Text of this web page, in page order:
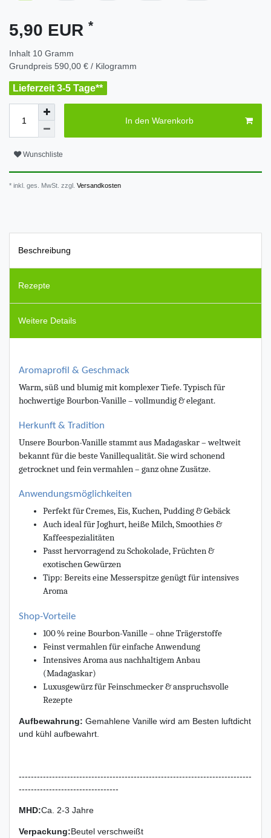
5,90 EUR *
Inhalt 10 Gramm
Grundpreis 590,00 € / Kilogramm
Lieferzeit 3-5 Tage**
In den Warenkorb
Wunschliste
* inkl. ges. MwSt. zzgl. Versandkosten
Beschreibung
Rezepte
Weitere Details
Aromaprofil & Geschmack
Warm, süß und blumig mit komplexer Tiefe. Typisch für
hochwertige Bourbon-Vanille – vollmundig & elegant.
Herkunft & Tradition
Unsere Bourbon-Vanille stammt aus Madagaskar – weltweit
bekannt für die beste Vanillequalität. Sie wird schonend
getrocknet und fein vermahlen – ganz ohne Zusätze.
Anwendungsmöglichkeiten
Perfekt für Cremes, Eis, Kuchen, Pudding & Gebäck
Auch ideal für Joghurt, heiße Milch, Smoothies &
Kaffeespezialitäten
Passt hervorragend zu Schokolade, Früchten &
exotischen Gewürzen
Tipp: Bereits eine Messerspitze genügt für intensives
Aroma
Shop-Vorteile
100 % reine Bourbon-Vanille – ohne Trägerstoffe
Feinst vermahlen für einfache Anwendung
Intensives Aroma aus nachhaltigem Anbau
(Madagaskar)
Luxusgewürz für Feinschmecker & anspruchsvolle
Rezepte
Aufbewahrung: Gemahlene Vanille wird am Besten luftdicht
und kühl aufbewahrt.
-----------------------------------------------------------------------------
---------------------------------
MHD:Ca. 2-3 Jahre
Verpackung:Beutel verschweißt